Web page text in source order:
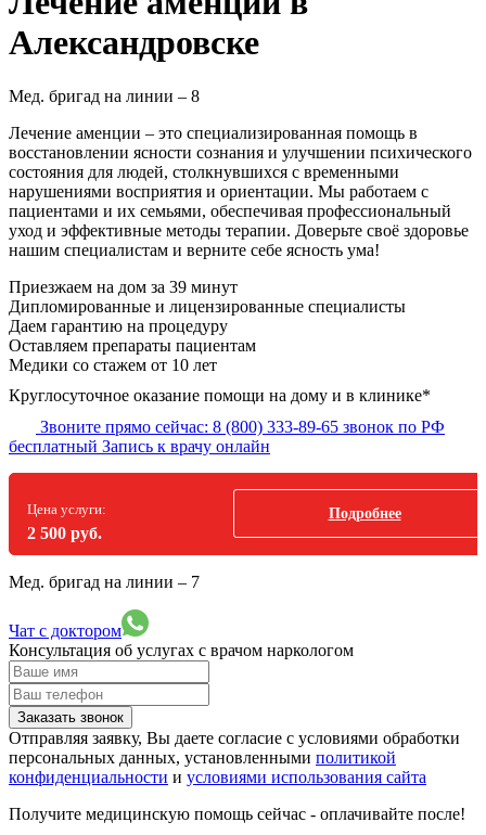
Александровске
Мед. бригад на линии – 8
Лечение аменции – это специализированная помощь в
восстановлении ясности сознания и улучшении психического
состояния для людей, столкнувшихся с временными
нарушениями восприятия и ориентации. Мы работаем с
пациентами и их семьями, обеспечивая профессиональный
уход и эффективные методы терапии. Доверьте своё здоровье
нашим специалистам и верните себе ясность ума!
Приезжаем на дом за 39 минут
Дипломированные и лицензированные специалисты
Даем гарантию на процедуру
Оставляем препараты пациентам
Медики со стажем от 10 лет
Круглосуточное оказание помощи на дому и в клинике*
Звоните прямо сейчас: 8 (800) 333-89-65 звонок по РФ
бесплатный Запись к врачу онлайн
Цена услуги:
2 500 руб.
Подробнее
Мед. бригад на линии – 7
Чат с доктором
Консультация об услугах с врачом наркологом
Заказать звонок
Отправляя заявку, Вы даете согласие с условиями обработки
персональных данных, установленными политикой
конфиденциальности и условиями использования сайта
Получите медицинскую помощь сейчас - оплачивайте после!